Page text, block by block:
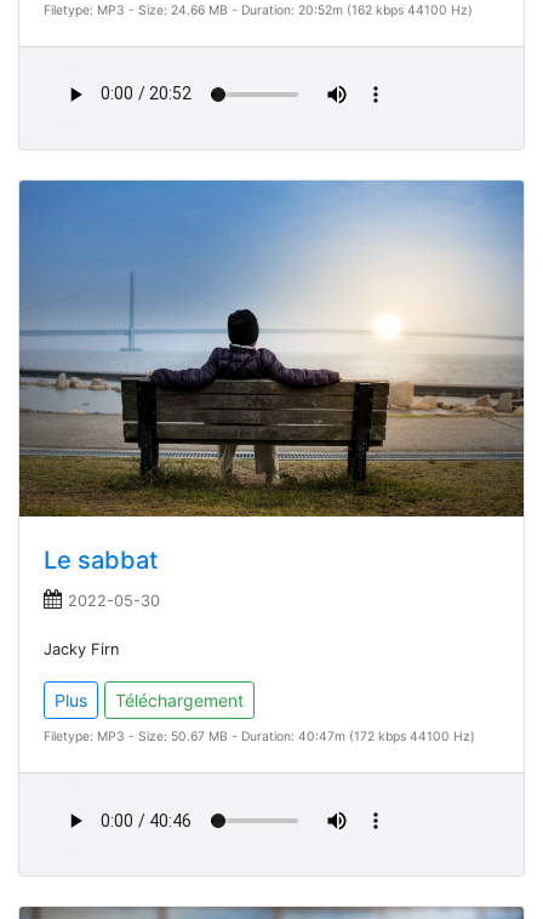
Filetype: MP3 - Size: 24.66 MB - Duration: 20:52m (162 kbps 44100 Hz)
Le sabbat
2022-05-30
Jacky Firn
Plus Téléchargement
Filetype: MP3 - Size: 50.67 MB - Duration: 40:47m (172 kbps 44100 Hz)